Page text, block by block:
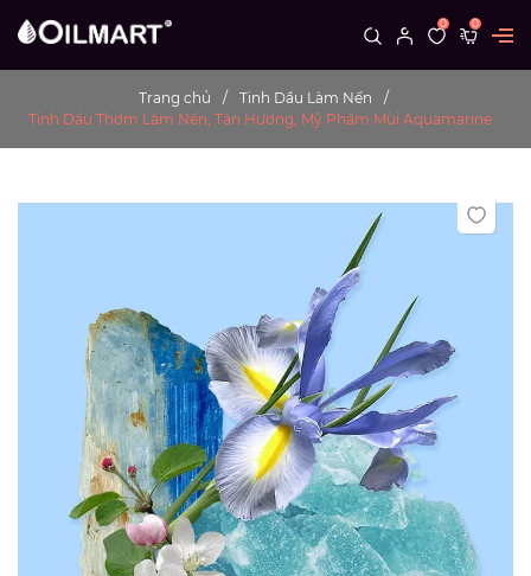
0 0
Trang chủ
Tinh Dầu Làm Nến
Tinh Dầu Thơm Làm Nến, Tán Hương, Mỹ Phẩm Mùi Aquamarine